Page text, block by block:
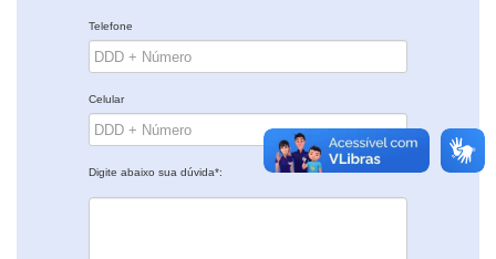
Telefone
Celular
Digite abaixo sua dúvida*: